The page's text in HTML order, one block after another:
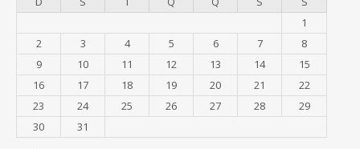
1
2
3 4 5 6 7
8
9
10 11 12 13 14
15
16
17 18 19 20 21
22
23
24 25 26 27 28
29
30
31